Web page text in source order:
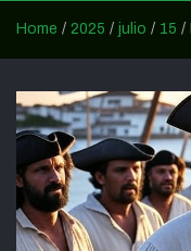
Home 2025 julio 15